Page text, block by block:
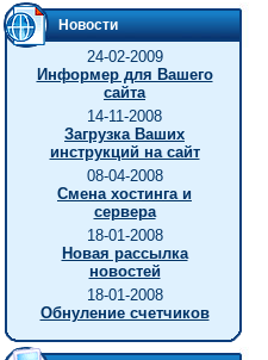
Новости
24-02-2009
Информер для Вашего
сайта
14-11-2008
Загрузка Ваших
инструкций на сайт
08-04-2008
Смена хостинга и
сервера
18-01-2008
Новая рассылка
новостей
18-01-2008
Обнуление счетчиков